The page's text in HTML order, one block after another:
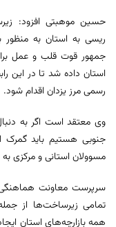
حسین موهبتی افزود:
ریسی به استان به
جمهور قوت قلب و عمل
استان داده شد تا در این
رسمی مرز یزدان اقدام شود.
وی معتقد است اگر به
جنوبی هستیم باید گمرک
مسوولان استانی و مرکزی
سرپرست معاونت هماهنگی
تمامی زیرساخت‌ها از
همه بازارچه‌های استان